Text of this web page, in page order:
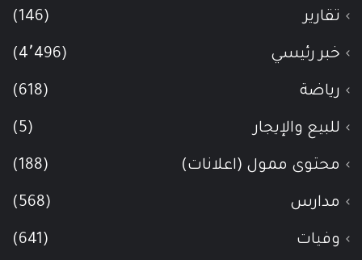
تقارير (146)
خبر رئيسي (4٬496)
رياضة (618)
للبيع والإيجار (5)
محتوى ممول (اعلانات) (188)
مدارس (568)
وفيات (641)